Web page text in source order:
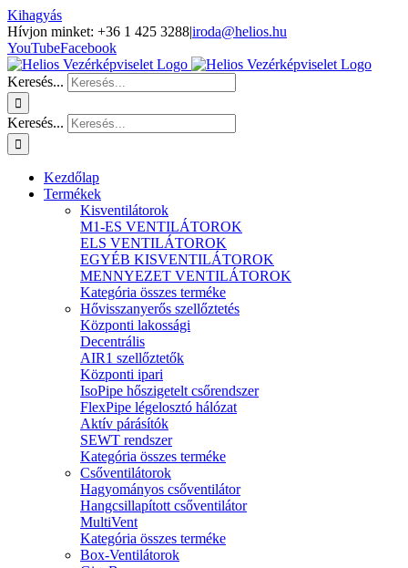
Kihagyás
Hívjon minket: +36 1 425 3288|iroda@helios.hu
YouTubeFacebook
Keresés...
Keresés...
Kezdőlap
Termékek
Kisventilátorok
M1-ES VENTILÁTOROK
ELS VENTILÁTOROK
EGYÉB KISVENTILÁTOROK
MENNYEZET VENTILÁTOROK
Kategória összes terméke
Hővisszanyerős szellőztetés
Központi lakossági
Decentrális
AIR1 szellőztetők
Központi ipari
IsoPipe hőszigetelt csőrendszer
FlexPipe légelosztó hálózat
Aktív párásítók
SEWT rendszer
Kategória összes terméke
Csőventilátorok
Hagyományos csőventilátor
Hangcsillapított csőventilátor
MultiVent
Kategória összes terméke
Box-Ventilátorok